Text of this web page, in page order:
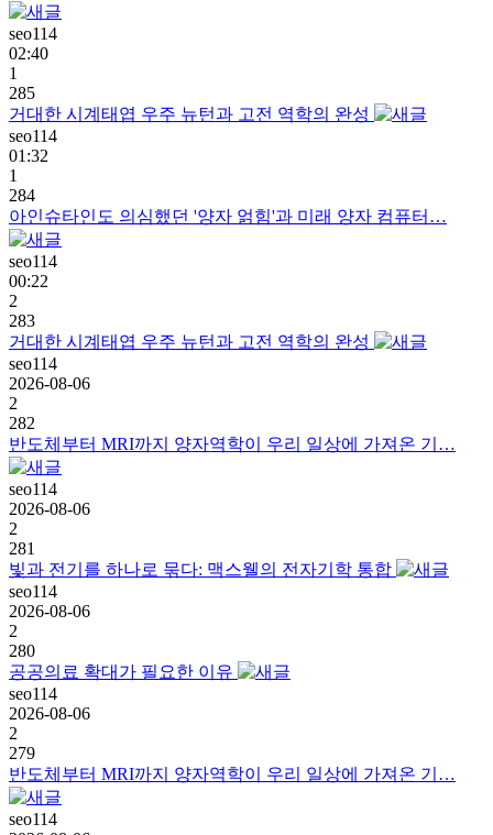
seo114
02:40
1
285
거대한 시계태엽 우주 뉴턴과 고전 역학의 완성
seo114
01:32
1
284
아인슈타인도 의심했던 '양자 얽힘'과 미래 양자 컴퓨터…
seo114
00:22
2
283
거대한 시계태엽 우주 뉴턴과 고전 역학의 완성
seo114
2026-08-06
2
282
반도체부터 MRI까지 양자역학이 우리 일상에 가져온 기…
seo114
2026-08-06
2
281
빛과 전기를 하나로 묶다: 맥스웰의 전자기학 통합
seo114
2026-08-06
2
280
공공의료 확대가 필요한 이유
seo114
2026-08-06
2
279
반도체부터 MRI까지 양자역학이 우리 일상에 가져온 기…
seo114